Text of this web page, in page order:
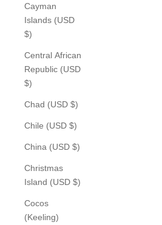
Cayman
Islands (USD
$)
Central African
Republic (USD
$)
Chad (USD $)
Chile (USD $)
China (USD $)
Christmas
Island (USD $)
Cocos
(Keeling)